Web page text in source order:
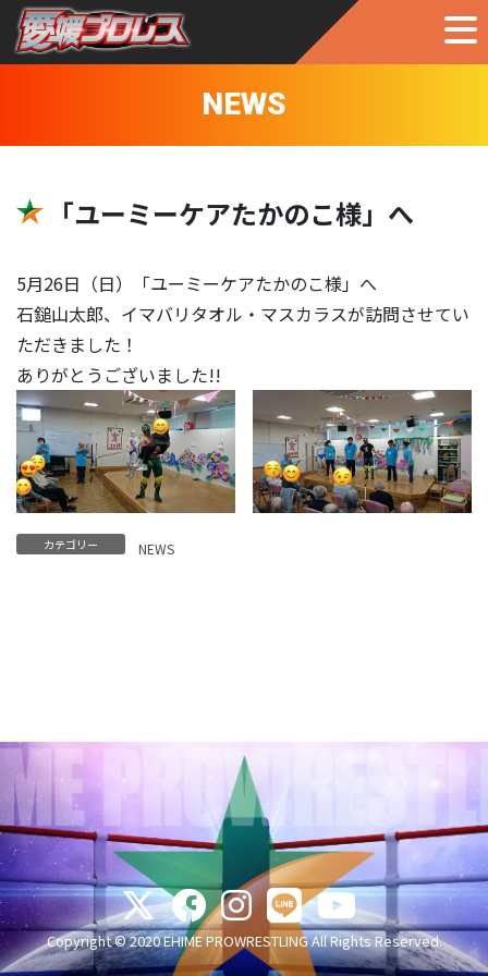
NEWS
「ユーミーケアたかのこ様」へ
5月26日（日）「ユーミーケアたかのこ様」へ
石鎚山太郎、イマバリタオル・マスカラスが訪問させてい
ただきました！
ありがとうございました!!
カテゴリー NEWS
Copyright © 2020 EHIME PROWRESTLING All Rights Reserved.